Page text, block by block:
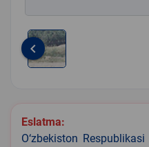
1
keyboard_arrow_left
Eslatma:
O‘zbekiston